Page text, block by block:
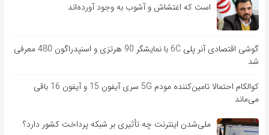
است که اغتشاش و آشوب به وجود آورده‌اند
گوشی اقتصادی آنر پلی 6C با نمایشگر 90 هرتزی و اسنپدراگون 480 معرفی
شد
کوالکام احتمالا تامین‌کننده مودم 5G سری آیفون 15 و آیفون 16 باقی
می‌ماند
ملی‌شدن اینترنت چه تأثیری بر شبکه پرداخت کشور دارد؟